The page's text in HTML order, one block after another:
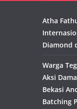
Atha
Diamond
Warga
Aksi
Bekasi
Batching